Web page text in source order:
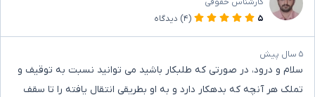
۵
(۴) دیدگاه
۵ سال پیش
سلام و درود، در صورتی که طلبکار باشید می توانید نسبت به توقیف و
تملک هر آنچه که بدهکار دارد و به او بطریقی انتقال یافته را تا سقف